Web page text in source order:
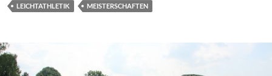
LEICHTATHLETIK
MEISTERSCHAFTEN